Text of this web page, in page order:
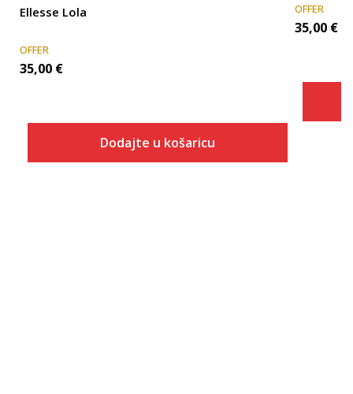
Ellesse Lola
OFFER
35,00 €
Dodajte u košaricu
OFFER
35,00 €